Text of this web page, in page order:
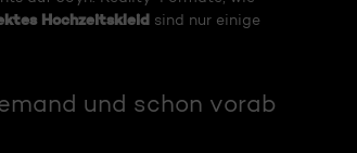
Hochzeitskleid sind nur einige
und schon vorab